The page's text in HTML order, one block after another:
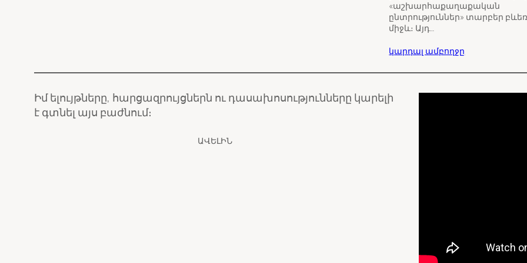
«աշխարհաքաղաքական
ընտրություններ» տարբեր
միջև։ Այդ…
կարդալ ամբողջը
Իմ ելույթները, հարցազրույցներն ու դասախոսությունները կարելի
է գտնել այս բաժնում։
ԱՎԵԼԻՆ